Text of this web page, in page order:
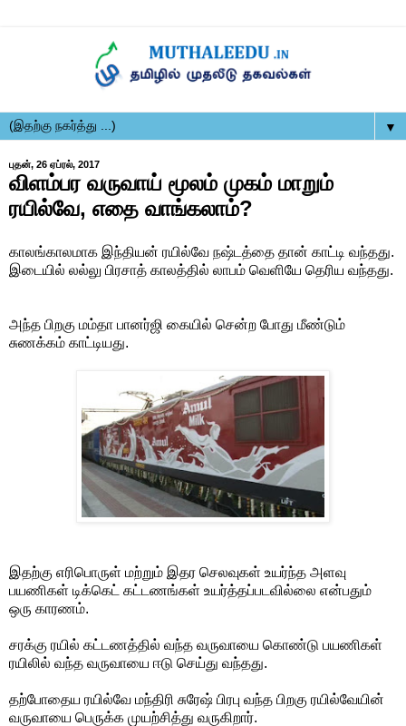
▼
புதன், 26 ஏப்ரல், 2017
விளம்பர வருவாய் மூலம் முகம் மாறும்
ரயில்வே, எதை வாங்கலாம்?
காலங்காலமாக இந்தியன் ரயில்வே நஷ்டத்தை தான் காட்டி வந்தது.
இடையில் லல்லு பிரசாத் காலத்தில் லாபம் வெளியே தெரிய வந்தது.
அந்த பிறகு மம்தா பானர்ஜி கையில் சென்ற போது மீண்டும்
சுணக்கம் காட்டியது.
இதற்கு எரிபொருள் மற்றும் இதர செலவுகள் உயர்ந்த அளவு
பயணிகள் டிக்கெட் கட்டணங்கள் உயர்த்தப்படவில்லை என்பதும்
ஒரு காரணம்.
சரக்கு ரயில் கட்டணத்தில் வந்த வருவாயை கொண்டு பயணிகள்
ரயிலில் வந்த வருவாயை ஈடு செய்து வந்தது.
தற்போதைய ரயில்வே மந்திரி சுரேஷ் பிரபு வந்த பிறகு ரயில்வேயின்
வருவாயை பெருக்க முயற்சித்து வருகிறார்.